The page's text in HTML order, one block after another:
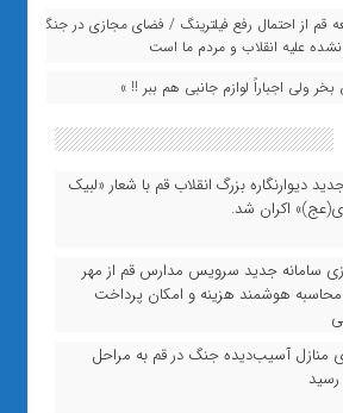
قم از احتمال رفع فیلترینگ / فضای مجازی در جنگ
نشده علیه انقلاب و مردم ما است
ولی اجباراً لوازم جانبی هم ببر !! »
دیوارنگاره بزرگ انقلاب قم با شعار «لبیک
اکران شد.
سامانه جدید سرویس مدارس قم از مهر
محاسبه هوشمند هزینه و امکان پرداخت
منازل آسیب‌دیده جنگ در قم به مراحل
رسید